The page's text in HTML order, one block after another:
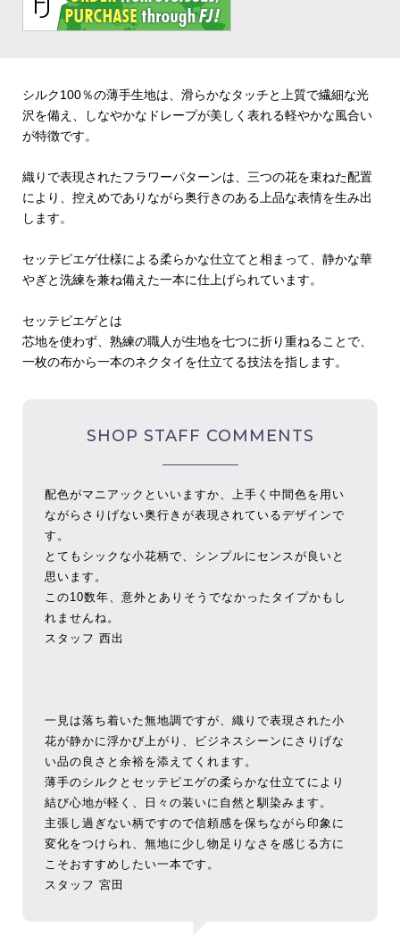
シルク100％の薄手生地は、滑らかなタッチと上質で繊細な光
沢を備え、しなやかなドレープが美しく表れる軽やかな風合い
が特徴です。
織りで表現されたフラワーパターンは、三つの花を束ねた配置
により、控えめでありながら奥行きのある上品な表情を生み出
します。
セッテピエゲ仕様による柔らかな仕立てと相まって、静かな華
やぎと洗練を兼ね備えた一本に仕上げられています。
セッテピエゲとは
芯地を使わず、熟練の職人が生地を七つに折り重ねることで、
一枚の布から一本のネクタイを仕立てる技法を指します。
SHOP STAFF COMMENTS
配色がマニアックといいますか、上手く中間色を用い
ながらさりげない奥行きが表現されているデザインで
す。
とてもシックな小花柄で、シンプルにセンスが良いと
思います。
この10数年、意外とありそうでなかったタイプかもし
れませんね。
スタッフ 西出
一見は落ち着いた無地調ですが、織りで表現された小
花が静かに浮かび上がり、ビジネスシーンにさりげな
い品の良さと余裕を添えてくれます。
薄手のシルクとセッテピエゲの柔らかな仕立てにより
結び心地が軽く、日々の装いに自然と馴染みます。
主張し過ぎない柄ですので信頼感を保ちながら印象に
変化をつけられ、無地に少し物足りなさを感じる方に
こそおすすめしたい一本です。
スタッフ 宮田